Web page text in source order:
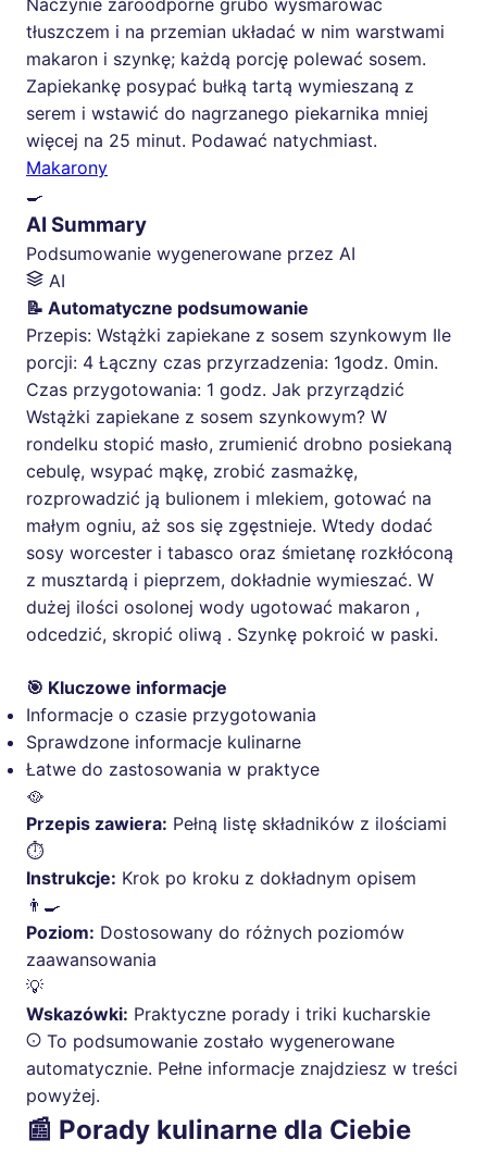
Naczynie żaroodporne grubo wysmarować
tłuszczem i na przemian układać w nim warstwami
makaron i szynkę; każdą porcję polewać sosem.
Zapiekankę posypać bułką tartą wymieszaną z
serem i wstawić do nagrzanego piekarnika mniej
więcej na 25 minut. Podawać natychmiast.
Makarony
🍳
AI Summary
Podsumowanie wygenerowane przez AI
AI
📝 Automatyczne podsumowanie
Przepis: Wstążki zapiekane z sosem szynkowym Ile
porcji: 4 Łączny czas przyrzadzenia: 1godz. 0min.
Czas przygotowania: 1 godz. Jak przyrządzić
Wstążki zapiekane z sosem szynkowym? W
rondelku stopić masło, zrumienić drobno posiekaną
cebulę, wsypać mąkę, zrobić zasmażkę,
rozprowadzić ją bulionem i mlekiem, gotować na
małym ogniu, aż sos się zgęstnieje. Wtedy dodać
sosy worcester i tabasco oraz śmietanę rozkłóconą
z musztardą i pieprzem, dokładnie wymieszać. W
dużej ilości osolonej wody ugotować makaron ,
odcedzić, skropić oliwą . Szynkę pokroić w paski.
🎯 Kluczowe informacje
Informacje o czasie przygotowania
Sprawdzone informacje kulinarne
Łatwe do zastosowania w praktyce
🥘
Przepis zawiera: Pełną listę składników z ilościami
⏱️
Instrukcje: Krok po kroku z dokładnym opisem
👨‍🍳
Poziom: Dostosowany do różnych poziomów
zaawansowania
💡
Wskazówki: Praktyczne porady i triki kucharskie
To podsumowanie zostało wygenerowane
automatycznie. Pełne informacje znajdziesz w treści
powyżej.
📰 Porady kulinarne dla Ciebie